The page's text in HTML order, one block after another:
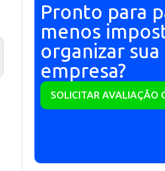
Pronto para
menos
organizar sua
empresa?
SOLICITAR AVALIAÇÃO